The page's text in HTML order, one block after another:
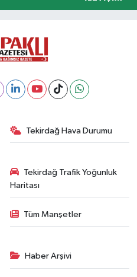
Tekirdağ Hava Durumu
Tekirdağ Trafik Yoğunluk
Haritası
Tüm Manşetler
Haber Arşivi